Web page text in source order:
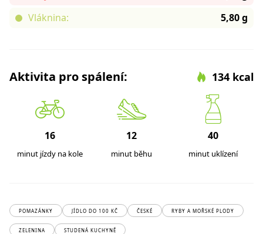
Vláknina:
5,80 g
Aktivita pro spálení: 134 kcal
16
minut jízdy na kole
12
minut běhu
40
minut uklízení
POMAZÁNKY JÍDLO DO 100 KČ ČESKÉ RYBY A MOŘSKÉ PLODY
ZELENINA STUDENÁ KUCHYNĚ